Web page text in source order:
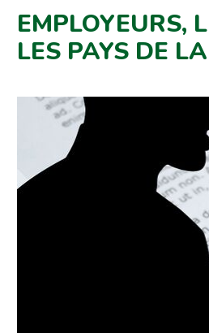
EMPLOYEURS,
LES PAYS DE